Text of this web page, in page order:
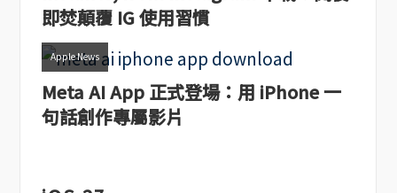
即焚顛覆 IG 使用習慣
Apple News
Meta AI App 正式登場：用 iPhone 一
句話創作專屬影片